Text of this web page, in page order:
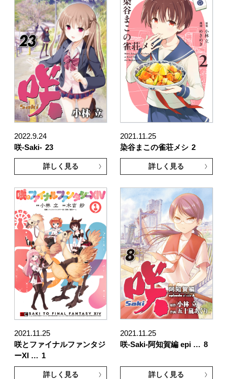
2022.9.24
咲-Saki- 23
詳しく見る
2021.11.25
染谷まこの雀荘メシ 2
詳しく見る
2021.11.25
咲とファイナルファンタジ
ーXI … 1
詳しく見る
2021.11.25
咲-Saki-阿知賀編 epi … 8
詳しく見る